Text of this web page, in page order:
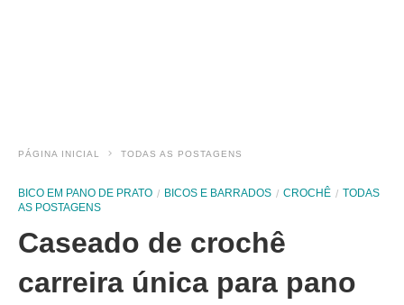
PÁGINA INICIAL TODAS AS POSTAGENS
BICO EM PANO DE PRATO BICOS E BARRADOS CROCHÊ
TODAS
AS POSTAGENS
Caseado de crochê
carreira única para pano